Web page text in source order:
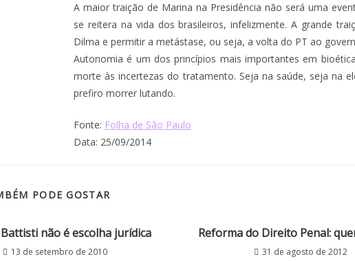
A maior traição de Marina na Presidência não será uma
se reitera na vida dos brasileiros, infelizmente. A grande
Dilma e permitir a metástase, ou seja, a volta do PT ao
Autonomia é um dos princípios mais importantes em
morte às incertezas do tratamento. Seja na saúde, seja na
prefiro morrer lutando.
Fonte: Folha de São Paulo
Data: 25/09/2014
PODE GOSTAR
não é escolha jurídica
13 de setembro de 2010
Reforma do Direito Penal:
31 de agosto de 2012